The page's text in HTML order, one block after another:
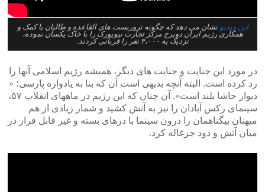
این ویدیو نشان می دهد که چگونه تروریست های القاعده و طالبان با کمک و
همکاری رژیم ایران دوبرج مرکز تجارت نیویورک را با خاک یکسان نموده،
نزدیک به ۴،۰۰۰ نفر را قربانی کردند.
در مورد این جنایت و جنایت های دیگر، همیشه رژیم اسلامی آنها را
رد کرده است. البته آنچه بدیهی است آن که بنا به یادواره پارسی؛ «
دیوار حاشا بلند است». آن چنان که این رژیم در ماههای انقلاب ۵۷،
سینمای رکس آبادان را نیز به آتش کشید و شمار زیادی از هم
میهنان بیگناهمان را درون سینما با درهای بسته و غیر قابل فرار در
میان آتش و دود جزغاله کرد.